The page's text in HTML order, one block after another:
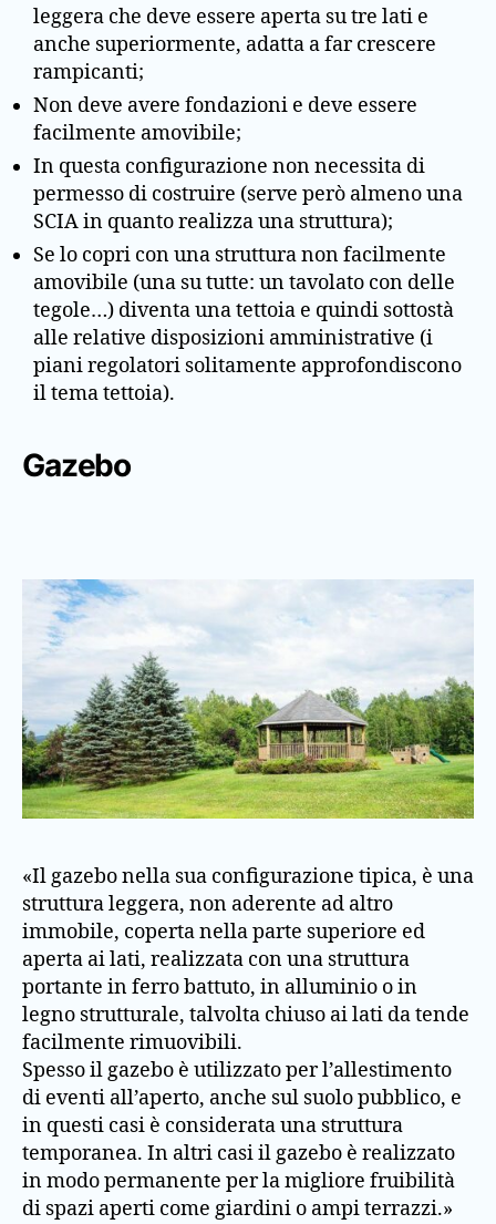
leggera che deve essere aperta su tre lati e
anche superiormente, adatta a far crescere
rampicanti;
Non deve avere fondazioni e deve essere
facilmente amovibile;
In questa configurazione non necessita di
permesso di costruire (serve però almeno una
SCIA in quanto realizza una struttura);
Se lo copri con una struttura non facilmente
amovibile (una su tutte: un tavolato con delle
tegole…) diventa una tettoia e quindi sottostà
alle relative disposizioni amministrative (i
piani regolatori solitamente approfondiscono
il tema tettoia).
Gazebo
«Il gazebo nella sua configurazione tipica, è una
struttura leggera, non aderente ad altro
immobile, coperta nella parte superiore ed
aperta ai lati, realizzata con una struttura
portante in ferro battuto, in alluminio o in
legno strutturale, talvolta chiuso ai lati da tende
facilmente rimuovibili.
Spesso il gazebo è utilizzato per l’allestimento
di eventi all’aperto, anche sul suolo pubblico, e
in questi casi è considerata una struttura
temporanea. In altri casi il gazebo è realizzato
in modo permanente per la migliore fruibilità
di spazi aperti come giardini o ampi terrazzi.»